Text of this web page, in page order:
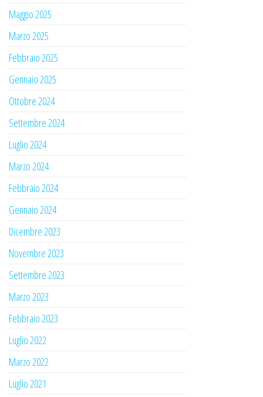
Maggio 2025
Marzo 2025
Febbraio 2025
Gennaio 2025
Ottobre 2024
Settembre 2024
Luglio 2024
Marzo 2024
Febbraio 2024
Gennaio 2024
Dicembre 2023
Novembre 2023
Settembre 2023
Marzo 2023
Febbraio 2023
Luglio 2022
Marzo 2022
Luglio 2021